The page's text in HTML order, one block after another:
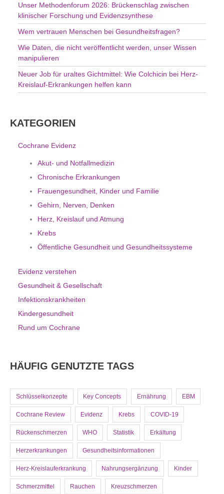
Unser Methodenforum 2026: Brückenschlag zwischen
klinischer Forschung und Evidenzsynthese
Wem vertrauen Menschen bei Gesundheitsfragen?
Wie Daten, die nicht veröffentlicht werden, unser Wissen
manipulieren
Neuer Job für uraltes Gichtmittel: Wie Colchicin bei Herz-
Kreislauf-Erkrankungen helfen kann
KATEGORIEN
Cochrane Evidenz
Akut- und Notfallmedizin
Chronische Erkrankungen
Frauengesundheit, Kinder und Familie
Gehirn, Nerven, Denken
Herz, Kreislauf und Atmung
Krebs
Öffentliche Gesundheit und Gesundheitssysteme
Evidenz verstehen
Gesundheit & Gesellschaft
Infektionskrankheiten
Kindergesundheit
Rund um Cochrane
HÄUFIG GENUTZTE TAGS
Schlüsselkonzepte Key Concepts Ernährung EBM
Cochrane Review Evidenz Krebs COVID-19
Rückenschmerzen WHO Statistik Erkältung
Herzerkrankungen Gesundheitsinformationen
Herz-Kreislauferkrankung Nahrungsergänzung Kinder
Schmerzmittel Rauchen Kreuzschmerzen